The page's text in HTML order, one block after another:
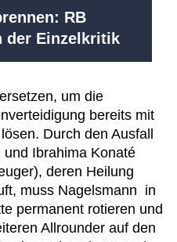
RB
der Einzelkritik
um die
bereits mit
Durch den Ausfall
Ibrahima Konaté
deren Heilung
muss Nagelsmann in
permanent rotieren und
Allrounder auf den